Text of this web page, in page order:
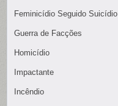
Feminicídio Seguido Suicídio
Guerra de Facções
Homicídio
Impactante
Incêndio